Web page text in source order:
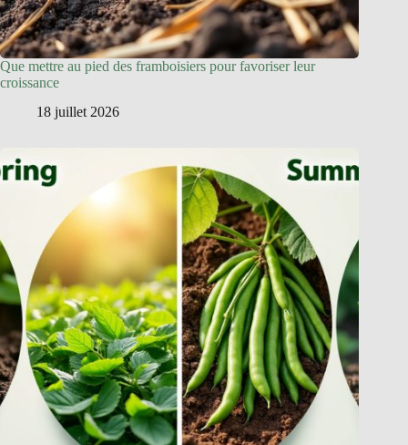
Que mettre au pied des framboisiers pour favoriser leur
croissance
18 juillet 2026